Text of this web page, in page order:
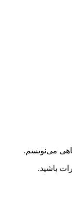
می‌نویسم.
باشید.